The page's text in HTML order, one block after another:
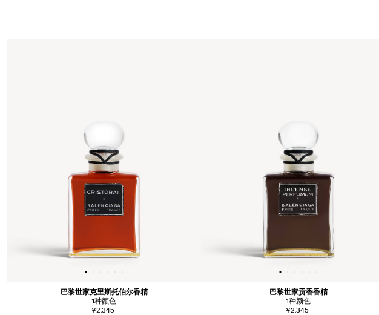
巴黎世家克里斯托伯尔香精
1种颜色
¥2,345
巴黎世家贡香香精
1种颜色
¥2,345